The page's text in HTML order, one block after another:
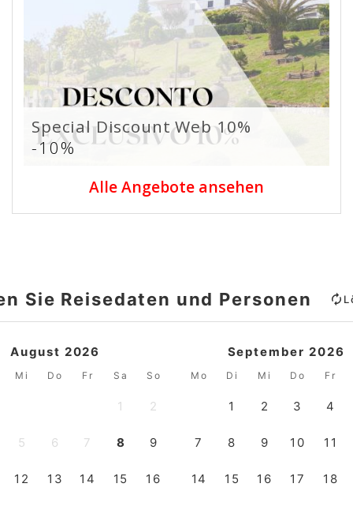
Special Discount Web 10%
-10%
Alle Angebote ansehen
Sie Reisedaten und Personen
August 2026
Mi Do Fr Sa So
1 2
5 6 7 8 9
12 13 14 15 16
September 2026
Mo Di Mi Do Fr
1 2 3 4
7 8 9 10 11
14 15 16 17 18